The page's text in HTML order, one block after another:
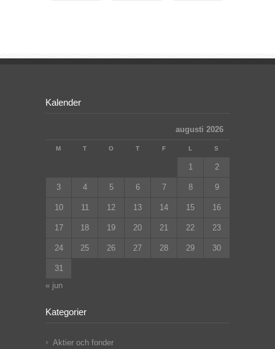
Kalender
augusti 2026
M T O T F L S
1 2
3 4 5 6 7 8 9
10 11 12 13 14 15 16
17 18 19 20 21 22 23
24 25 26 27 28 29 30
31
« jun
Kategorier
Aktier och fonder